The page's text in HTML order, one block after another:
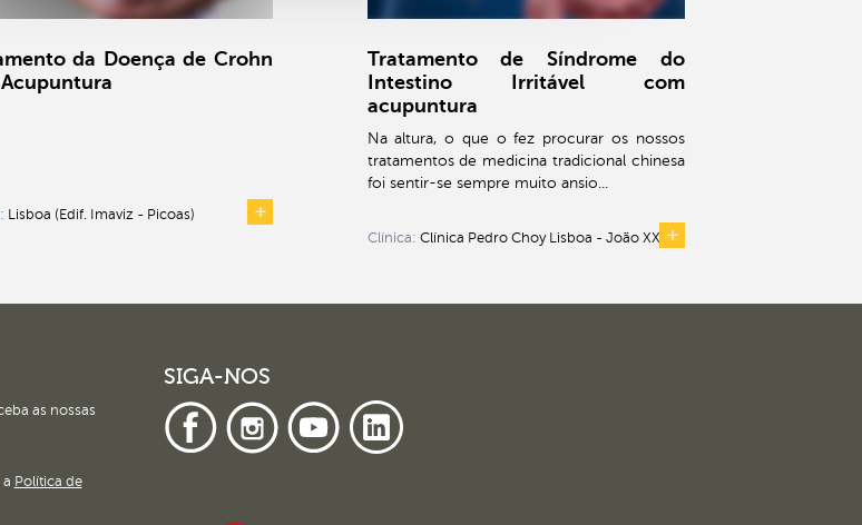
da Doença de Crohn
Lisboa (Edif. Imaviz - Picoas)
Tratamento de Síndrome do
Intestino Irritável com
acupuntura
Na altura, o que o fez procurar os nossos
tratamentos de medicina tradicional chinesa
foi sentir-se sempre muito ansio...
Clínica: Clínica Pedro Choy Lisboa - João XXI
as nossas
Política de
SIGA-NOS